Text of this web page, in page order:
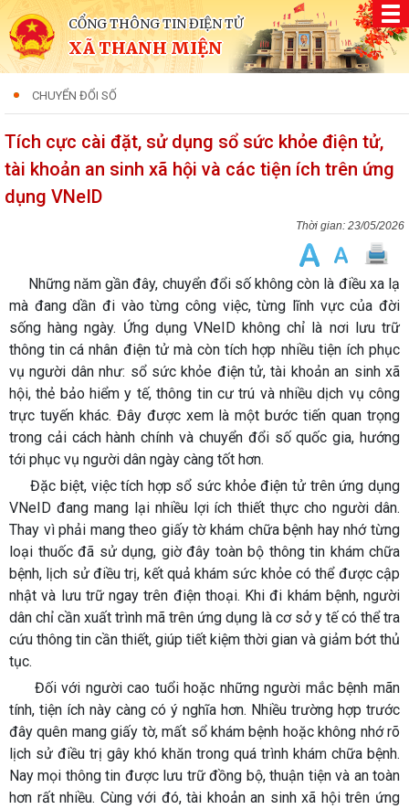
CỔNG THÔNG TIN ĐIỆN TỬ
XÃ THANH MIỆN
CHUYỂN ĐỔI SỐ
Tích cực cài đặt, sử dụng sổ sức khỏe điện tử,
tài khoản an sinh xã hội và các tiện ích trên ứng
dụng VNeID
23/05/2026
Những năm gần đây, chuyển đổi số không còn là điều xa lạ
mà đang dần đi vào từng công việc, từng lĩnh vực của đời
sống hàng ngày. Ứng dụng VNeID không chỉ là nơi lưu trữ
thông tin cá nhân điện tử mà còn tích hợp nhiều tiện ích phục
vụ người dân như: sổ sức khỏe điện tử, tài khoản an sinh xã
hội, thẻ bảo hiểm y tế, thông tin cư trú và nhiều dịch vụ công
trực tuyến khác. Đây được xem là một bước tiến quan trọng
trong cải cách hành chính và chuyển đổi số quốc gia, hướng
tới phục vụ người dân ngày càng tốt hơn.
Đặc biệt, việc tích hợp sổ sức khỏe điện tử trên ứng dụng
VNeID đang mang lại nhiều lợi ích thiết thực cho người dân.
Thay vì phải mang theo giấy tờ khám chữa bệnh hay nhớ từng
loại thuốc đã sử dụng, giờ đây toàn bộ thông tin khám chữa
bệnh, lịch sử điều trị, kết quả khám sức khỏe có thể được cập
nhật và lưu trữ ngay trên điện thoại. Khi đi khám bệnh, người
dân chỉ cần xuất trình mã trên ứng dụng là cơ sở y tế có thể tra
cứu thông tin cần thiết, giúp tiết kiệm thời gian và giảm bớt thủ
tục.
Đối với người cao tuổi hoặc những người mắc bệnh mãn
tính, tiện ích này càng có ý nghĩa hơn. Nhiều trường hợp trước
đây quên mang giấy tờ, mất sổ khám bệnh hoặc không nhớ rõ
lịch sử điều trị gây khó khăn trong quá trình khám chữa bệnh.
Nay mọi thông tin được lưu trữ đồng bộ, thuận tiện và an toàn
hơn rất nhiều. Cùng với đó, tài khoản an sinh xã hội trên ứng